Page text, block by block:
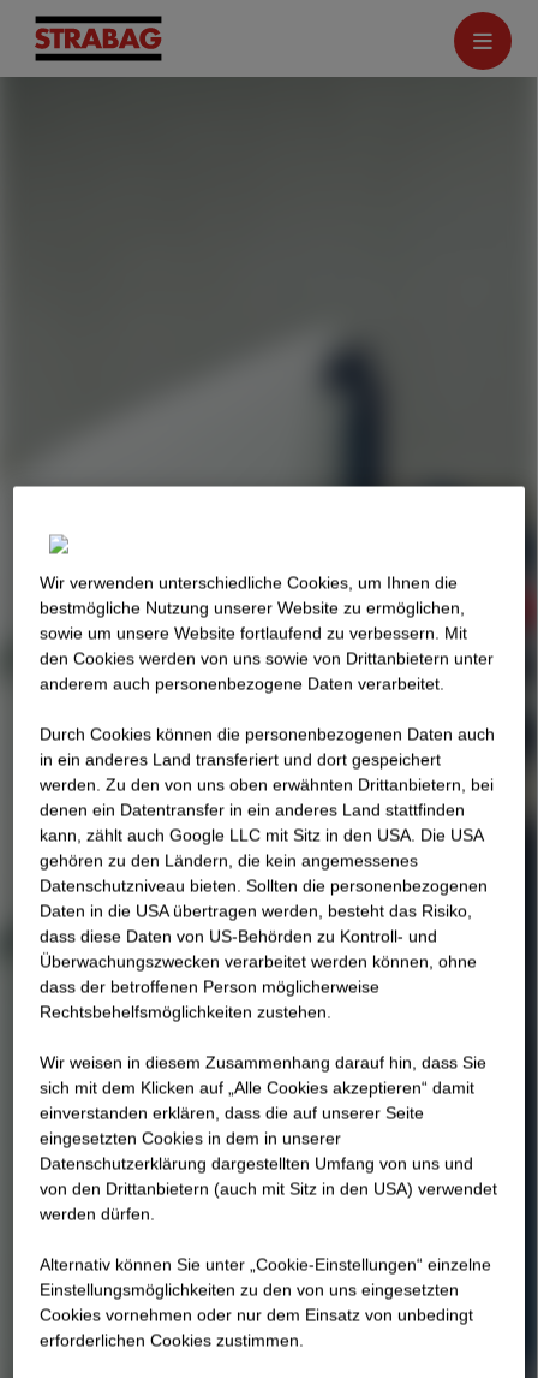
Wir verwenden unterschiedliche Cookies, um Ihnen die
best­mögliche Nutzung unserer Website zu ermöglichen,
sowie um unsere Website fortlaufend zu verbessern. Mit
den Cookies werden von uns sowie von Drittanbietern unter
anderem auch personenbezogene Daten verarbeitet.
Durch Cookies können die personenbezogenen Daten auch
in ein anderes Land transferiert und dort gespeichert
werden. Zu den von uns oben erwähnten Drittanbietern, bei
denen ein Datentransfer in ein anderes Land stattfinden
kann, zählt auch Google LLC mit Sitz in den USA. Die USA
gehören zu den Ländern, die kein angemessenes
Datenschutzniveau bieten. Sollten die personenbezogenen
Daten in die USA übertragen werden, besteht das Risiko,
dass diese Daten von US-Behörden zu Kontroll- und
Überwachungszwecken verarbeitet werden können, ohne
dass der betroffenen Person möglicherweise
Rechtsbehelfsmöglichkeiten zustehen.
Wir weisen in diesem Zusammenhang darauf hin, dass Sie
sich mit dem Klicken auf „Alle Cookies akzeptieren“ damit
ein­ver­standen erklären, dass die auf unserer Seite
eingesetzten Cookies in dem in unserer
Datenschutzerklärung dargestellten Umfang von uns und
von den Drittanbietern (auch mit Sitz in den USA) verwendet
werden dürfen.
Alternativ können Sie unter „Cookie-Einstellungen“ einzelne
Einstellungsmöglichkeiten zu den von uns eingesetzten
Cookies vornehmen oder nur dem Einsatz von unbedingt
erforderlichen Cookies zustimmen.